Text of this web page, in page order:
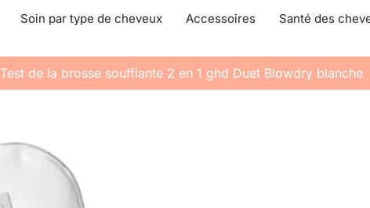
Soin par type de cheveux Accessoires Santé des
Test de la brosse soufflante 2 en 1 ghd Duet Blowdry blanche